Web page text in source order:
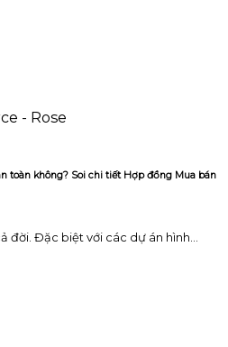
toàn không? Soi chi tiết Hợp đồng Mua bán
đời. Đặc biệt với các dự án hình...